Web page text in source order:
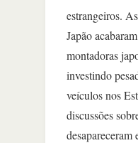
estrangeiros.
Japão
montadoras
investindo
veículos nos
discussões
desapareceram